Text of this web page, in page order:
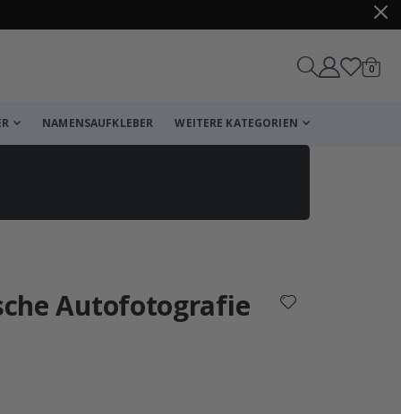
Wagen
0
NAMENSAUFKLEBER WEITERE KATEGORIEN
Autofotografie